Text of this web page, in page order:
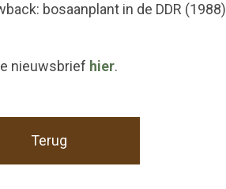
bosaanplant in de DDR (1988)
nieuwsbrief hier.
Terug